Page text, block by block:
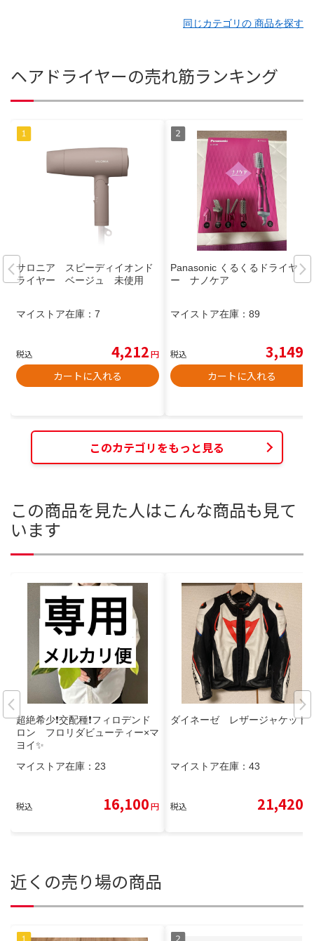
同じカテゴリの 商品を探す
ヘアドライヤーの売れ筋ランキング
サロニア スピーディイオンド
ライヤー ベージュ 未使用
マイストア在庫： 7
税込 4,212円
カートに入れる
Panasonic くるくるドライヤ
ー ナノケア
マイストア在庫： 89
税込 3,149
カートに入れる
このカテゴリをもっと見る
この商品を見た人はこんな商品も見て
います
超絶希少❗️交配種❗️フィロデンド
ロン フロリダビューティー×マ
ヨイ✨
マイストア在庫： 23
税込 16,100円
ダイネーゼ レザージャケット
マイストア在庫： 43
税込 21,420
近くの売り場の商品